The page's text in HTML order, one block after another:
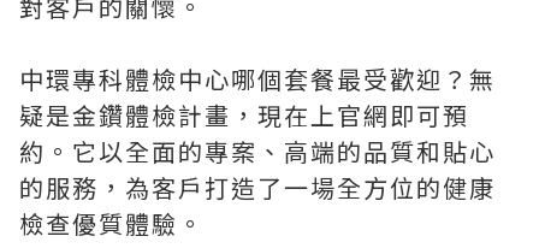
中環專科體檢中心哪個套餐最受歡迎？無
疑是金鑽體檢計畫，現在上官網即可預
約。它以全面的專案、高端的品質和貼心
的服務，為客戶打造了一場全方位的健康
檢查優質體驗。